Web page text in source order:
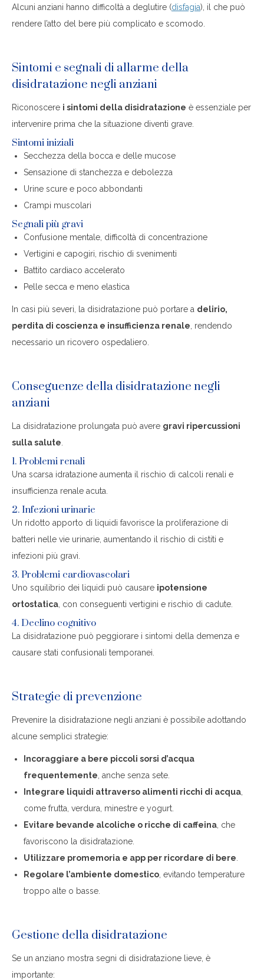
Alcuni anziani hanno difficoltà a deglutire (disfagia), il che può
rendere l’atto del bere più complicato e scomodo.
Sintomi e segnali di allarme della
disidratazione negli anziani
Riconoscere i sintomi della disidratazione è essenziale per
intervenire prima che la situazione diventi grave.
Sintomi iniziali
Secchezza della bocca e delle mucose
Sensazione di stanchezza e debolezza
Urine scure e poco abbondanti
Crampi muscolari
Segnali più gravi
Confusione mentale, difficoltà di concentrazione
Vertigini e capogiri, rischio di svenimenti
Battito cardiaco accelerato
Pelle secca e meno elastica
In casi più severi, la disidratazione può portare a delirio,
perdita di coscienza e insufficienza renale , rendendo
necessario un ricovero ospedaliero.
Conseguenze della disidratazione negli
anziani
La disidratazione prolungata può avere gravi ripercussioni
sulla salute
1. Problemi renali
Una scarsa idratazione aumenta il rischio di calcoli renali e
insufficienza renale acuta.
2. Infezioni urinarie
Un ridotto apporto di liquidi favorisce la proliferazione di
batteri nelle vie urinarie, aumentando il rischio di cistiti e
infezioni più gravi.
3. Problemi cardiovascolari
Uno squilibrio dei liquidi può causare ipotensione
ortostatica , con conseguenti vertigini e rischio di cadute.
4. Declino cognitivo
La disidratazione può peggiorare i sintomi della demenza e
causare stati confusionali temporanei.
Strategie di prevenzione
Prevenire la disidratazione negli anziani è possibile adottando
alcune semplici strategie:
Incoraggiare a bere piccoli sorsi d’acqua
frequentemente , anche senza sete.
Integrare liquidi attraverso alimenti ricchi di acqua
come frutta, verdura, minestre e yogurt.
Evitare bevande alcoliche o ricche di caffeina , che
favoriscono la disidratazione.
Utilizzare promemoria e app per ricordare di bere
Regolare l’ambiente domestico , evitando temperature
troppo alte o basse.
Gestione della disidratazione
Se un anziano mostra segni di disidratazione lieve, è
importante: